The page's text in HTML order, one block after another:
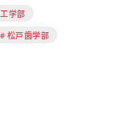
工学部
松戸歯学部